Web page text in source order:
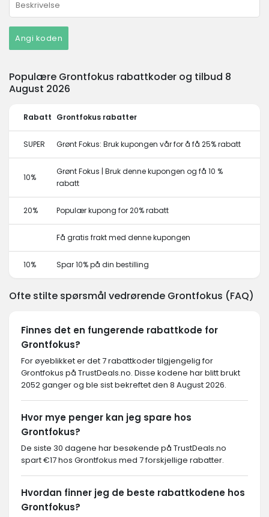
Angi koden
Populære Grontfokus rabattkoder og tilbud 8
August 2026
Rabatt Grontfokus rabatter
SUPER Grønt Fokus: Bruk kupongen vår for å få 25% rabatt
10%
Grønt Fokus | Bruk denne kupongen og få 10 %
rabatt
20% Populær kupong for 20% rabatt
Få gratis frakt med denne kupongen
10% Spar 10% på din bestilling
Ofte stilte spørsmål vedrørende Grontfokus (FAQ)
Finnes det en fungerende rabattkode for
Grontfokus?
For øyeblikket er det 7 rabattkoder tilgjengelig for
Grontfokus på TrustDeals.no. Disse kodene har blitt brukt
2052 ganger og ble sist bekreftet den 8 August 2026.
Hvor mye penger kan jeg spare hos
Grontfokus?
De siste 30 dagene har besøkende på TrustDeals.no
spart €17 hos Grontfokus med 7 forskjellige rabatter.
Hvordan finner jeg de beste rabattkodene hos
Grontfokus?